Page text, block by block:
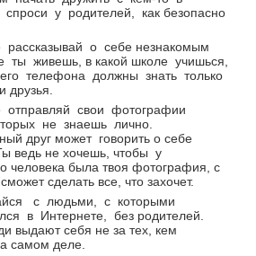
спроси у родителей,
как безопасно
рассказывай о себе незнакомым
ты живешь, в какой школе учишься,
телефона должны знать только
и друзья.
отправляй свои фотографии
не знаешь лично.
друг может говорить о себе
ведь не хочешь, чтобы у
человека была твоя фотография, с
сделать все, что захочет.
с людьми, с которыми
в Интернете, без родителей.
выдают себя не за тех, кем
самом деле.